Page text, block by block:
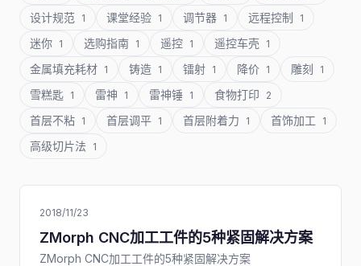
设计规范 1 课堂经验 1 调节器 1 远程控制 1
迷你 1 选购指南 1 遥控 1 遥控车壳 1
金属填充耗材 1 铸造 1 镭射 1 降价 1 雕刻 1
雪糕匙 1 雷神 1 雷神锤 1 食物打印 2
首层不粘 1 首层调平 1 首层附着力 1 首饰加工 1
高级切片法 1
2018/11/23
ZMorph CNC加工工件的5种紧固解决方案
ZMorph CNC加工工件的5种紧固解决方案